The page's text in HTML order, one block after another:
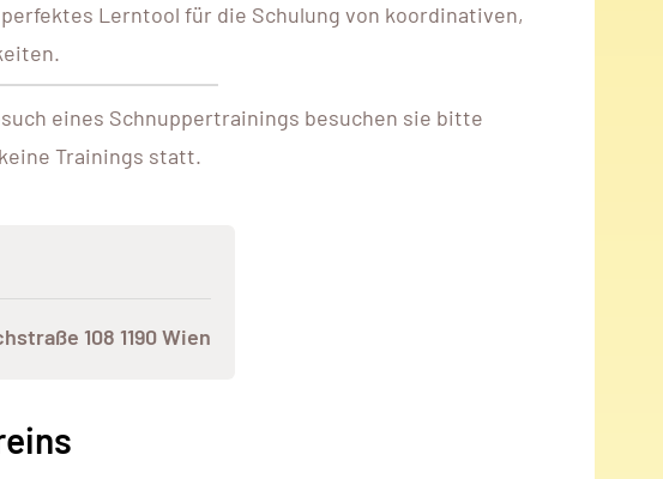
Lerntool für die Schulung von koordinativen,
eines Schnuppertrainings besuchen sie bitte
Trainings statt.
108 1190 Wien